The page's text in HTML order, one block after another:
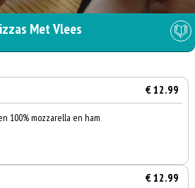
Met Vlees
€ 12.99
100% mozzarella en ham
€ 12.99